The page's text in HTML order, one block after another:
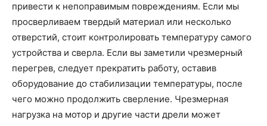
привести к непоправимым повреждениям. Если мы
просверливаем твердый материал или несколько
отверстий, стоит контролировать температуру самого
устройства и сверла. Если вы заметили чрезмерный
перегрев, следует прекратить работу, оставив
оборудование до стабилизации температуры, после
чего можно продолжить сверление. Чрезмерная
нагрузка на мотор и другие части дрели может